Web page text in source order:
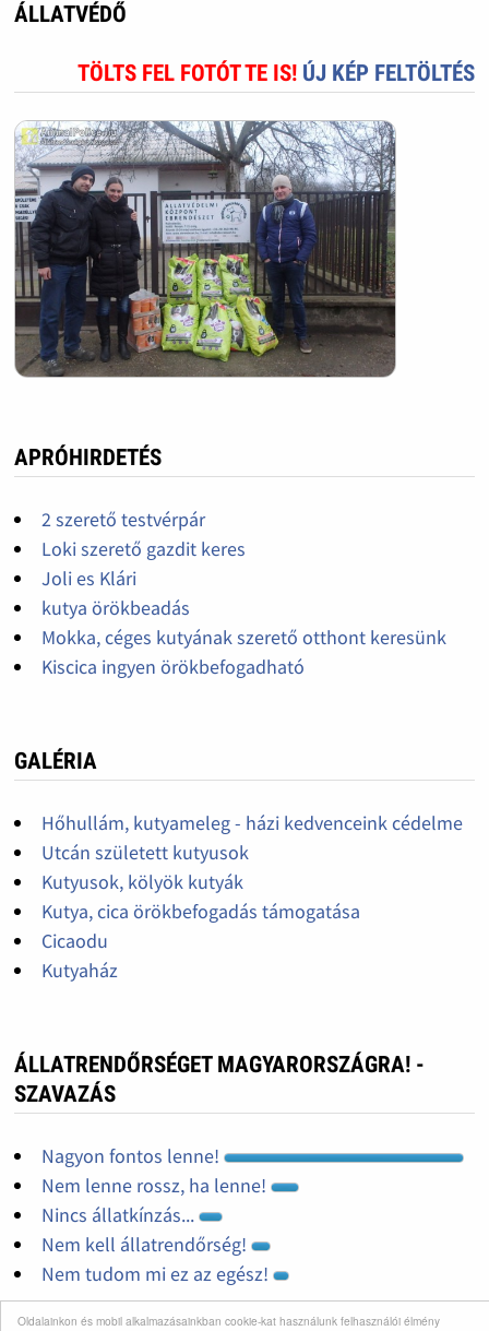
Oldalainkon és mobil alkalmazásainkban cookie-kat használunk felhasználói élmény
ÁLLATVÉDŐ
TÖLTS FEL FOTÓT TE IS! ÚJ KÉP FELTÖLTÉS
APRÓHIRDETÉS
2 szerető testvérpár
Loki szerető gazdit keres
Joli es Klári
kutya örökbeadás
Mokka, céges kutyának szerető otthont keresünk
Kiscica ingyen örökbefogadható
GALÉRIA
Hőhullám, kutyameleg - házi kedvenceink cédelme
Utcán született kutyusok
Kutyusok, kölyök kutyák
Kutya, cica örökbefogadás támogatása
Cicaodu
Kutyaház
ÁLLATRENDŐRSÉGET MAGYARORSZÁGRA! -
SZAVAZÁS
Nagyon fontos lenne!
Nem lenne rossz, ha lenne!
Nincs állatkínzás...
Nem kell állatrendőrség!
Nem tudom mi ez az egész!